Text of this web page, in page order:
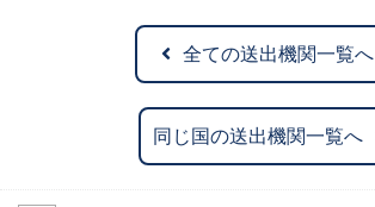
全ての送出機関一覧へ
同じ国の送出機関一覧へ